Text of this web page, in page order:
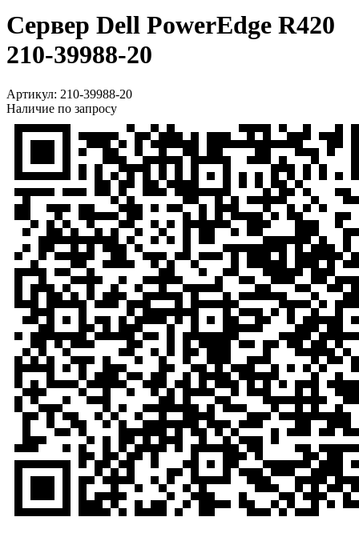
Сервер Dell PowerEdge R420
210-39988-20
Артикул: 210-39988-20
Наличие по запросу